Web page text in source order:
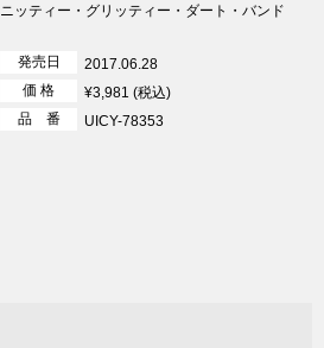
ニッティー・グリッティー・ダート・バンド
発売日
2017.06.28
価 格
¥3,981 (税込)
品 番
UICY-78353